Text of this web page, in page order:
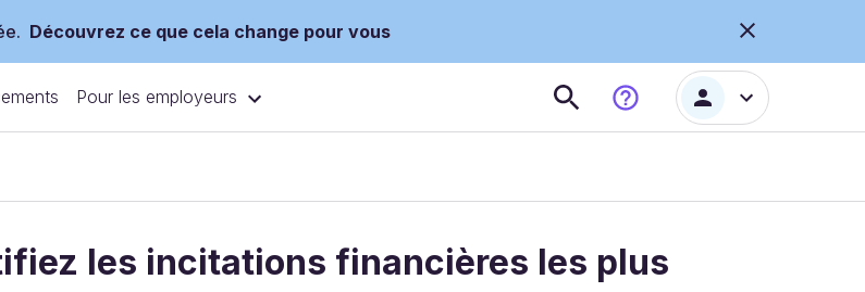
Découvrez ce que cela change pour vous
Pour les employeurs
les incitations financières les plus